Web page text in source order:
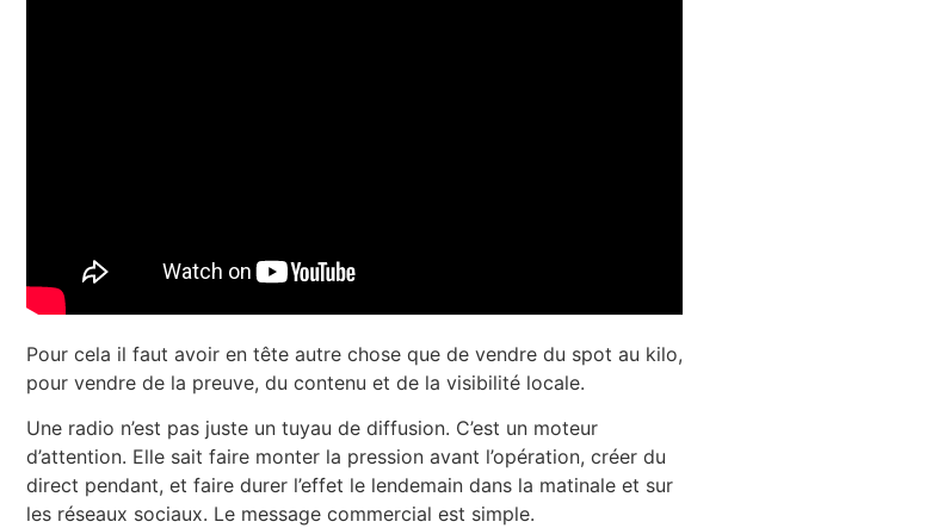
Pour cela il faut avoir en tête autre chose que de vendre du spot au kilo,
pour vendre de la preuve, du contenu et de la visibilité locale.
Une radio n’est pas juste un tuyau de diffusion. C’est un moteur
d’attention. Elle sait faire monter la pression avant l’opération, créer du
direct pendant, et faire durer l’effet le lendemain dans la matinale et sur
les réseaux sociaux. Le message commercial est simple.